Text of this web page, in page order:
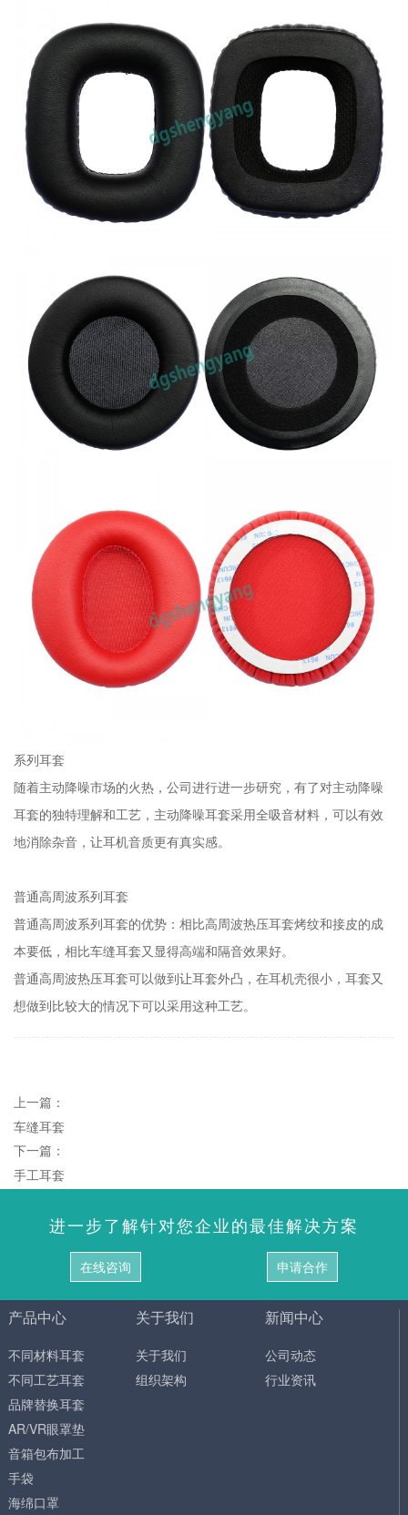
系列耳套
随着主动降噪市场的火热，公司进行进一步研究，有了对主动降噪
耳套的独特理解和工艺，主动降噪耳套采用全吸音材料，可以有效
地消除杂音，让耳机音质更有真实感。
普通高周波系列耳套
普通高周波系列耳套的优势：相比高周波热压耳套烤纹和接皮的成
本要低，相比车缝耳套又显得高端和隔音效果好。
普通高周波热压耳套可以做到让耳套外凸，在耳机壳很小，耳套又
想做到比较大的情况下可以采用这种工艺。
上一篇：
车缝耳套
下一篇：
手工耳套
进一步了解针对您企业的最佳解决方案
在线咨询 申请合作
产品中心
不同材料耳套
不同工艺耳套
品牌替换耳套
AR/VR眼罩垫
音箱包布加工
手袋
海绵口罩
关于我们
关于我们
组织架构
新闻中心
公司动态
行业资讯